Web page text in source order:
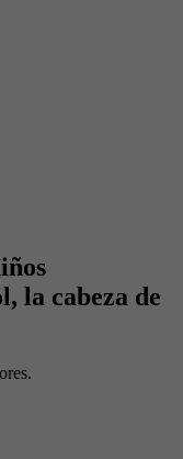
la cabeza de